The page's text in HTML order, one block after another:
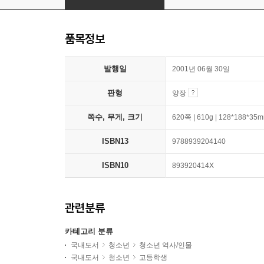
품목정보
발행일 2001년 06월 30일
판형 양장
쪽수, 무게, 크기 620쪽 | 610g |
ISBN13 9788939204140
ISBN10 893920414X
관련분류
카테고리 분류
국내도서 청소년
청소년 역사/인물
국내도서
청소년 고등학생